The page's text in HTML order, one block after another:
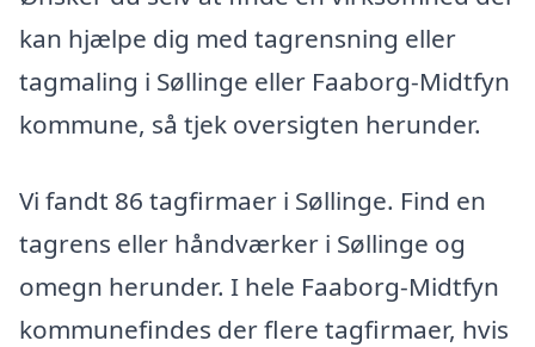
kan hjælpe dig med tagrensning eller
tagmaling i Søllinge eller Faaborg-Midtfyn
kommune, så tjek oversigten herunder.
Vi fandt 86 tagfirmaer i Søllinge. Find en
tagrens eller håndværker i Søllinge og
omegn herunder. I hele Faaborg-Midtfyn
kommunefindes der flere tagfirmaer, hvis